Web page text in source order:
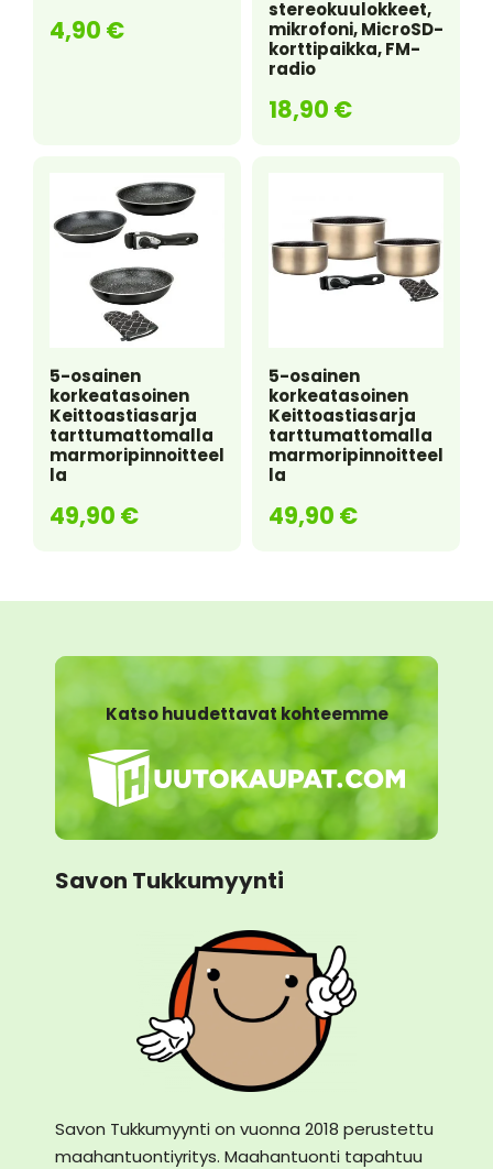
4,90 €
stereokuulokkeet,
mikrofoni, MicroSD-
korttipaikka, FM-
radio
18,90 €
5-osainen
korkeatasoinen
Keittoastiasarja
tarttumattomalla
marmoripinnoitteel
la
49,90 €
5-osainen
korkeatasoinen
Keittoastiasarja
tarttumattomalla
marmoripinnoitteel
la
49,90 €
Katso huudettavat kohteemme
Savon Tukkumyynti
Savon Tukkumyynti on vuonna 2018 perustettu
maahantuontiyritys. Maahantuonti tapahtuu